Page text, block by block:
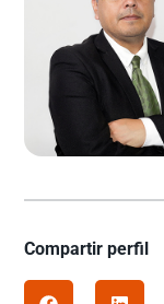
Compartir perfil